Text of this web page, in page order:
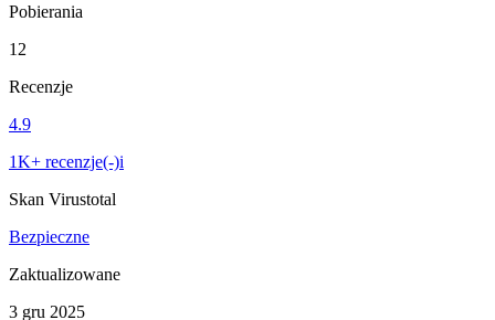
Pobierania
12
Recenzje
4.9
1K+ recenzje(-)i
Skan Virustotal
Bezpieczne
Zaktualizowane
3 gru 2025